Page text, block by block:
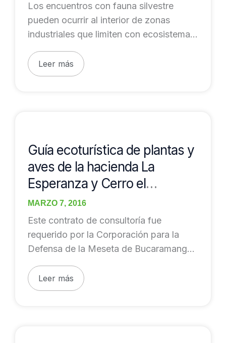
Los encuentros con fauna silvestre
pueden ocurrir al interior de zonas
industriales que limiten con ecosistemas
municipio
de
Leer más
Guía ecoturística de plantas y
aves de la hacienda La
Esperanza y Cerro el
Santísimo (Floridablanca,
Santander)
MARZO 7, 2016
Este contrato de consultoría fue
requerido por la Corporación para la
Defensa de la Meseta de Bucaramanga
de
plantas
y
aves
de
la
hacienda
La
Leer más